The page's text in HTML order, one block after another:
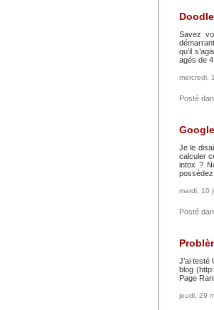
Savez
qu’il
agés de
mercredi,
Posté
Je le
calculer
intox ?
mardi, 10
Posté
J’ai testé
blog
Page
jeudi, 29